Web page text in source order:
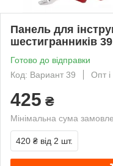
Панель для
шестигранників
Готово до відправки
Код: Вариант 39
Опт і
425 ₴
Мінімальна сума
420 ₴ від 2 шт.